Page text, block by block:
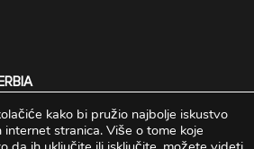
kako bi pružio najbolje iskustvo
internet stranica. Više o tome koje